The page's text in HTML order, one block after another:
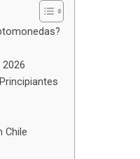
Chile